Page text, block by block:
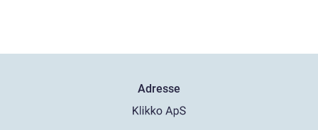
Adresse